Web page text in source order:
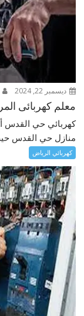
ديسمبر 22, 2024
معلم كهربائى
كهربائي حي القدس
منازل حي القدس
كهربائي الرياض